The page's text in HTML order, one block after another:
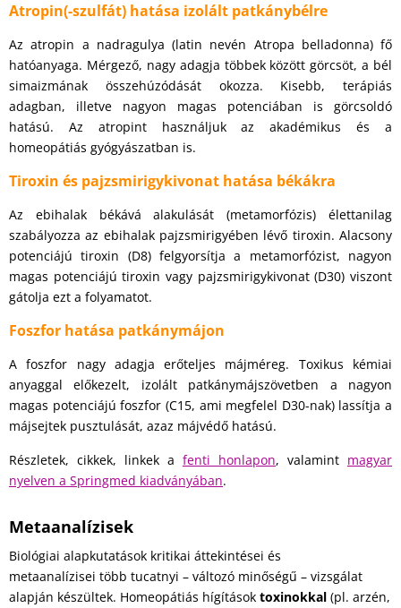
Atropin(-szulfát) hatása izolált patkánybélre
Az atropin a nadragulya (latin nevén Atropa belladonna) fő
hatóanyaga. Mérgező, nagy adagja többek között görcsöt, a bél
simaizmának összehúzódását okozza. Kisebb, terápiás
adagban, illetve nagyon magas potenciában is görcsoldó
hatású. Az atropint használjuk az akadémikus és a
homeopátiás gyógyászatban is.
Tiroxin és pajzsmirigykivonat hatása békákra
Az ebihalak békává alakulását (metamorfózis) élettanilag
szabályozza az ebihalak pajzsmirigyében lévő tiroxin. Alacsony
potenciájú tiroxin (D8) felgyorsítja a metamorfózist, nagyon
magas potenciájú tiroxin vagy pajzsmirigykivonat (D30) viszont
gátolja ezt a folyamatot.
Foszfor hatása patkánymájon
A foszfor nagy adagja erőteljes májméreg. Toxikus kémiai
anyaggal előkezelt, izolált patkánymájszövetben a nagyon
magas potenciájú foszfor (C15, ami megfelel D30-nak) lassítja a
májsejtek pusztulását, azaz májvédő hatású.
Részletek, cikkek, linkek a fenti honlapon, valamint magyar
nyelven a Springmed kiadványában.
Metaanalízisek
Biológiai alapkutatások kritikai áttekintései és
metaanalízisei több tucatnyi – változó minőségű – vizsgálat
alapján készültek. Homeopátiás hígítások toxinokkal (pl. arzén,